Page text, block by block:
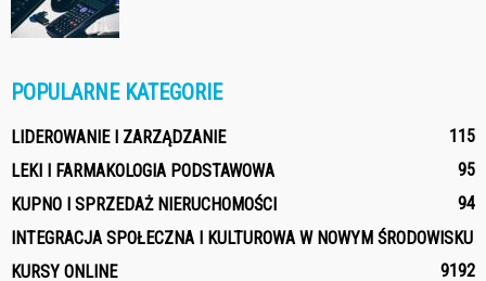
POPULARNE KATEGORIE
LIDEROWANIE I ZARZĄDZANIE
115
LEKI I FARMAKOLOGIA PODSTAWOWA
95
KUPNO I SPRZEDAŻ NIERUCHOMOŚCI
94
INTEGRACJA SPOŁECZNA I KULTUROWA W NOWYM ŚRODOWISKU
92
KURSY ONLINE 91